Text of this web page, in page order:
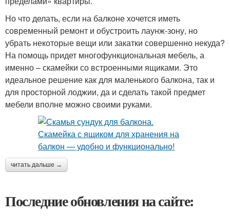
Но что делать, если на балконе хочется иметь
современный ремонт и обустроить лаунж-зону, но
убрать некоторые вещи или закатки совершенно некуда?
На помощь придет многофункциональная мебель, а
именно – скамейки со встроенными ящиками. Это
идеальное решение как для маленького балкона, так и
для просторной лоджии, да и сделать такой предмет
мебели вполне можно своими руками.
читать дальше →
Последние обновления на сайте: